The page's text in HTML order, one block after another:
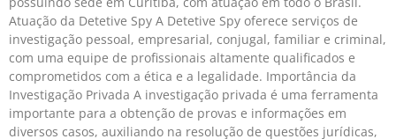
Atuação da Detetive Spy A Detetive Spy oferece serviços de
investigação pessoal, empresarial, conjugal, familiar e criminal,
com uma equipe de profissionais altamente qualificados e
comprometidos com a ética e a legalidade. Importância da
Investigação Privada A investigação privada é uma ferramenta
importante para a obtenção de provas e informações em
diversos casos, auxiliando na resolução de questões jurídicas,